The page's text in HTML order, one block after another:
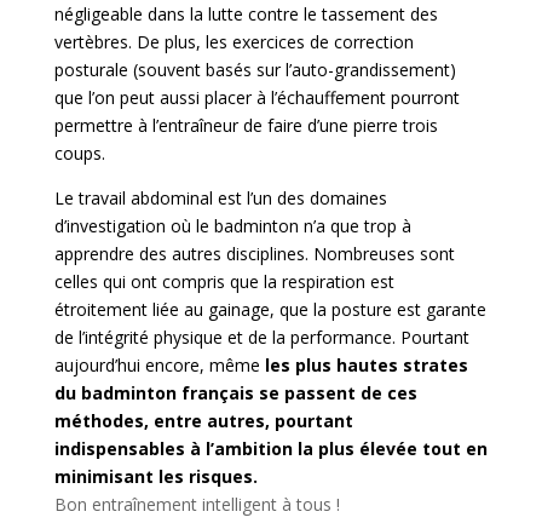
négligeable dans la lutte contre le tassement des
vertèbres. De plus, les exercices de correction
posturale (souvent basés sur l’auto-grandissement)
que l’on peut aussi placer à l’échauffement pourront
permettre à l’entraîneur de faire d’une pierre trois
coups.
Le travail abdominal est l’un des domaines
d’investigation où le badminton n’a que trop à
apprendre des autres disciplines. Nombreuses sont
celles qui ont compris que la respiration est
étroitement liée au gainage, que la posture est garante
de l’intégrité physique et de la performance. Pourtant
aujourd’hui encore, même les plus hautes strates
du badminton français se passent de ces
méthodes, entre autres, pourtant
indispensables à l’ambition la plus élevée tout en
minimisant les risques.
Bon entraînement intelligent à tous !